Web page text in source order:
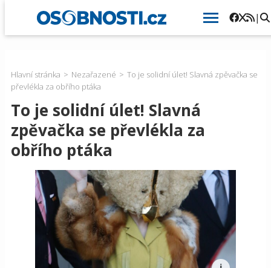
|
Hlavní stránka Nezařazené
To je solidní úlet! Slavná zpěvačka se
převlékla za obřího ptáka
To je solidní úlet! Slavná
zpěvačka se převlékla za
obřího ptáka